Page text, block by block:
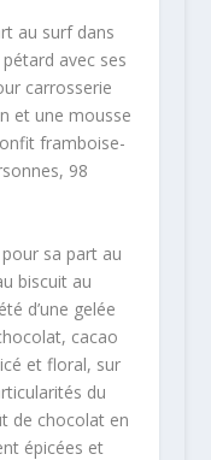
au surf dans
avec ses
carrosserie
et une mousse
framboise-
98
sa part au
biscuit au
d’une gelée
cacao
et floral, sur
du
de chocolat en
épicées et